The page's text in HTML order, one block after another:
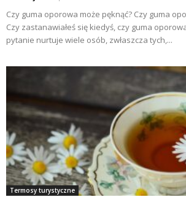
Czy guma oporowa może pęknąć? Czy guma
Czy zastanawiałeś się kiedyś, czy guma
pytanie nurtuje wiele osób, zwłaszcza tych,...
Termosy turystyczne